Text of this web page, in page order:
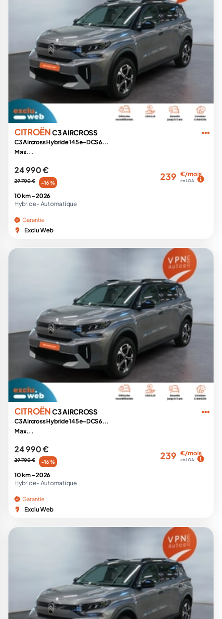
CITROËNC3 AIRCROSS
C3 Aircross Hybride 145 e-DCS6...
Max...
24 990 €
29 700 € -16 %
239 €/mois
en LOA
10 km -2026
Hybride - Automatique
Garantie
Exclu Web
CITROËNC3 AIRCROSS
C3 Aircross Hybride 145 e-DCS6...
Max...
24 990 €
29 700 € -16 %
239 €/mois
en LOA
10 km -2026
Hybride - Automatique
Garantie
Exclu Web